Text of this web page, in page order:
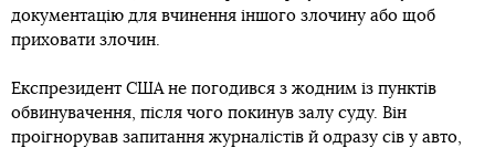
документацію для вчинення іншого злочину або щоб
приховати злочин.
Експрезидент США не погодився з жодним із пунктів
обвинувачення, після чого покинув залу суду. Він
проігнорував запитання журналістів й одразу сів у авто,